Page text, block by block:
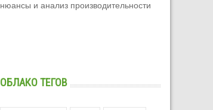
нюансы и анализ производительности
ОБЛАКО ТЕГОВ